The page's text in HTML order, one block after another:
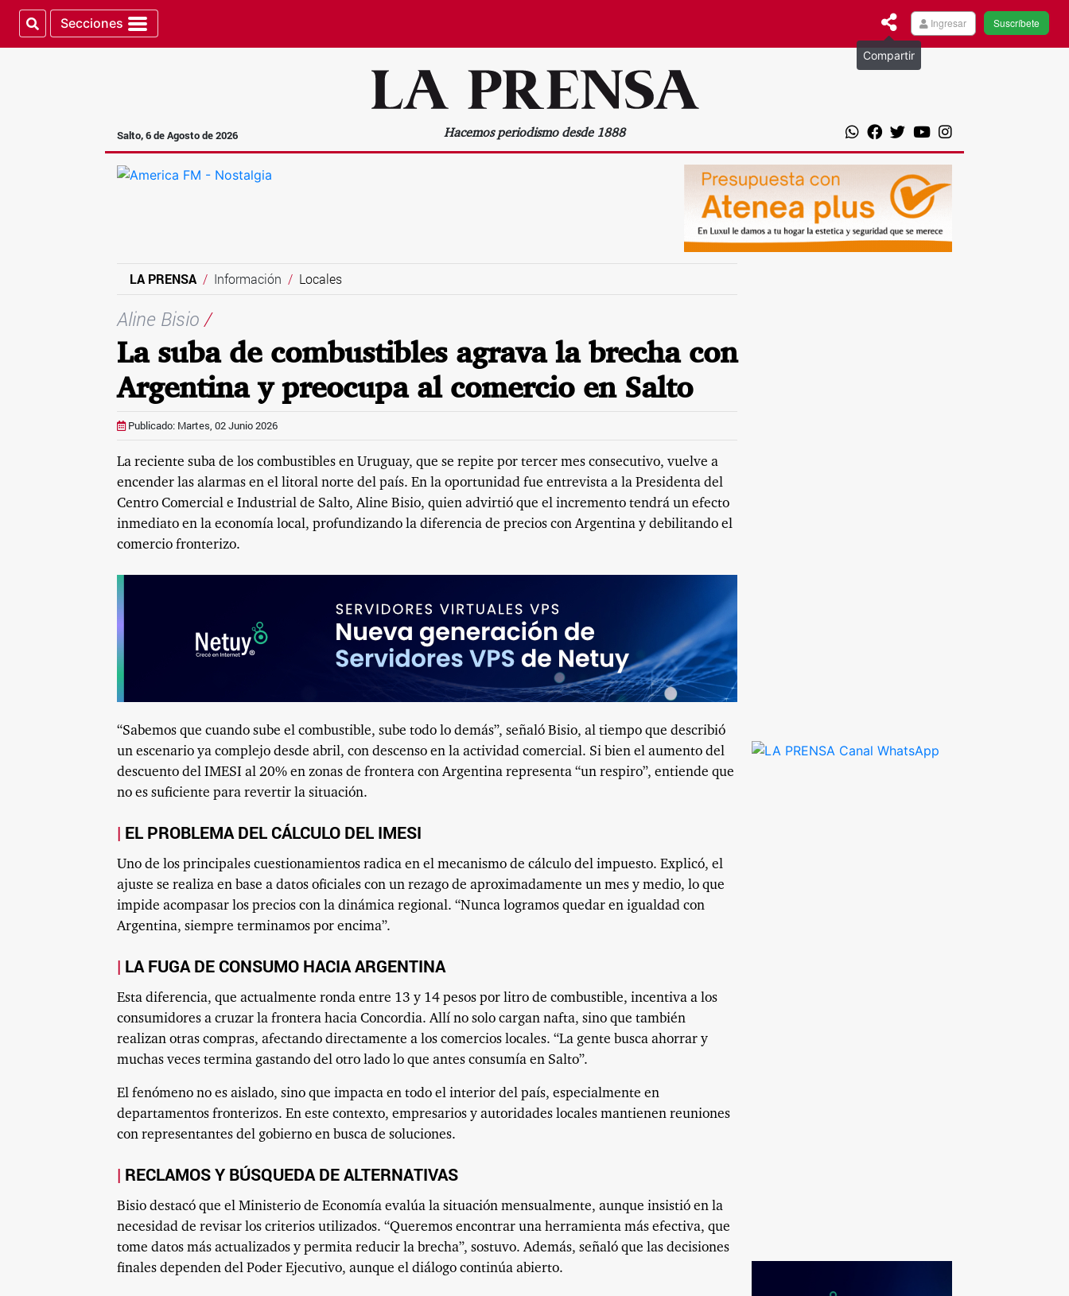
Secciones Suscríbete
Ingresar
Salto, 6 de Agosto de 2026 Hacemos periodismo desde 1888
LA PRENSA Información Locales
Aline Bisio/
La suba de combustibles agrava la brecha con
Argentina y preocupa al comercio en Salto
Publicado: Martes, 02 Junio 2026
La reciente suba de los combustibles en Uruguay, que se repite por tercer mes consecutivo, vuelve a
encender las alarmas en el litoral norte del país. En la oportunidad fue entrevista a la Presidenta del
Centro Comercial e Industrial de Salto, Aline Bisio, quien advirtió que el incremento tendrá un efecto
inmediato en la economía local, profundizando la diferencia de precios con Argentina y debilitando el
comercio fronterizo.
“Sabemos que cuando sube el combustible, sube todo lo demás”, señaló Bisio, al tiempo que describió
un escenario ya complejo desde abril, con descenso en la actividad comercial. Si bien el aumento del
descuento del IMESI al 20% en zonas de frontera con Argentina representa “un respiro”, entiende que
no es suficiente para revertir la situación.
EL PROBLEMA DEL CÁLCULO DEL IMESI
Uno de los principales cuestionamientos radica en el mecanismo de cálculo del impuesto. Explicó, el
ajuste se realiza en base a datos oficiales con un rezago de aproximadamente un mes y medio, lo que
impide acompasar los precios con la dinámica regional. “Nunca logramos quedar en igualdad con
Argentina, siempre terminamos por encima”.
LA FUGA DE CONSUMO HACIA ARGENTINA
Esta diferencia, que actualmente ronda entre 13 y 14 pesos por litro de combustible, incentiva a los
consumidores a cruzar la frontera hacia Concordia. Allí no solo cargan nafta, sino que también
realizan otras compras, afectando directamente a los comercios locales. “La gente busca ahorrar y
muchas veces termina gastando del otro lado lo que antes consumía en Salto”.
El fenómeno no es aislado, sino que impacta en todo el interior del país, especialmente en
departamentos fronterizos. En este contexto, empresarios y autoridades locales mantienen reuniones
con representantes del gobierno en busca de soluciones.
RECLAMOS Y BÚSQUEDA DE ALTERNATIVAS
Bisio destacó que el Ministerio de Economía evalúa la situación mensualmente, aunque insistió en la
necesidad de revisar los criterios utilizados. “Queremos encontrar una herramienta más efectiva, que
tome datos más actualizados y permita reducir la brecha”, sostuvo. Además, señaló que las decisiones
finales dependen del Poder Ejecutivo, aunque el diálogo continúa abierto.
Compartir